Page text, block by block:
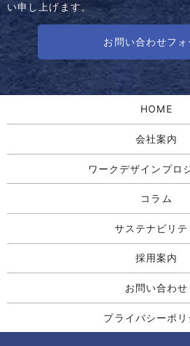
い申し上げます。
お問い合わせフォ
HOME
会社案内
ワークデザインプロ
コラム
サステナビリテ
採用案内
お問い合わせ
プライバシーポリ